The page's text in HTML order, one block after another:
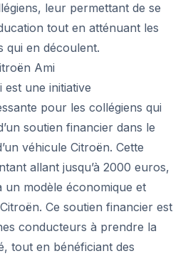
leur permettant de se
tout en atténuant les
qui en découlent.
Ami
une initiative
pour les collégiens qui
soutien financier dans le
véhicule Citroën. Cette
allant jusqu’à 2000 euros,
un modèle économique et
Ce soutien financier est
conducteurs à prendre la
tout en bénéficiant des